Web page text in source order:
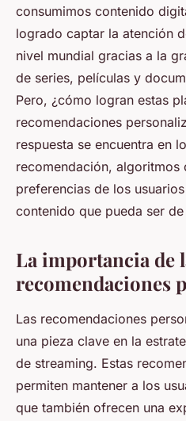
consumimos contenido
logrado captar la atención
nivel mundial gracias a la
de series, películas y
Pero, ¿cómo logran estas
recomendaciones
respuesta se encuentra en
recomendación, algoritmos
preferencias de los
contenido que pueda ser
La importancia de
recomendaciones
Las recomendaciones
una pieza clave en la
de streaming. Estas
permiten mantener a los
que también ofrecen una